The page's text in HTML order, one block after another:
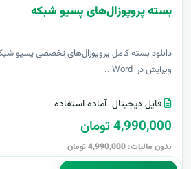
بسته پروپوزال‌های پسیو شبکه
دانلود بسته کامل پروپوزال‌های تخصصی پسیو
ویرایش در Word ..
فایل دیجیتال آماده استفاده
4,990,000 تومان
بدون مالیات: 4,990,000 تومان